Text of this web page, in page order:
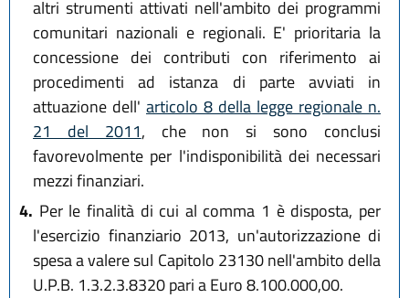
altri strumenti attivati nell'ambito dei programmi
comunitari nazionali e regionali. E' prioritaria la
concessione dei contributi con riferimento ai
procedimenti ad istanza di parte avviati in
attuazione dell' articolo 8 della legge regionale n.
21 del 2011, che non si sono conclusi
favorevolmente per l'indisponibilità dei necessari
mezzi finanziari.
4. Per le finalità di cui al comma 1 è disposta, per
l'esercizio finanziario 2013, un'autorizzazione di
spesa a valere sul Capitolo 23130 nell'ambito della
U.P.B. 1.3.2.3.8320 pari a Euro 8.100.000,00.